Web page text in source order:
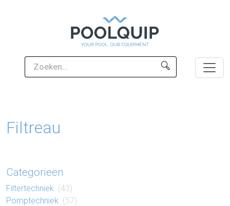
Filtreau
Categorieën
Filter​techniek (43)
Pomp​techniek (57)